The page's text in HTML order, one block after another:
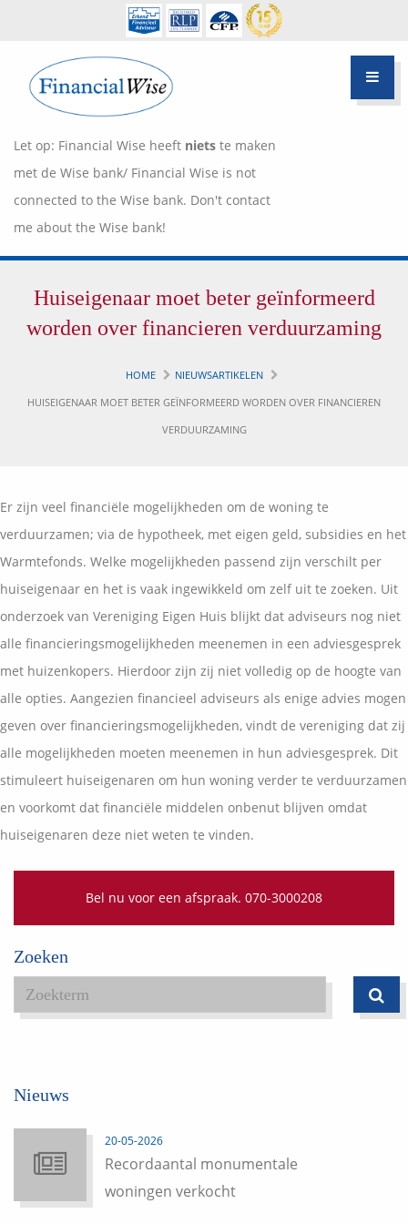
Let op: Financial Wise heeft niets te maken
met de Wise bank/ Financial Wise is not
connected to the Wise bank. Don't contact
me about the Wise bank!
Over Pietie Jeelof
Garanties
Disclaimer
Media
Expats services
Onderhoudsabonnementen
Blog
Hypotheek Advies
Life style planning
Huiseigenaar moet beter geïnformeerd
worden over financieren verduurzaming
HOME
NIEUWSARTIKELEN
HUISEIGENAAR MOET BETER GEÏNFORMEERD WORDEN OVER FINANCIEREN
VERDUURZAMING
Er zijn veel financiële mogelijkheden om de woning te
verduurzamen; via de hypotheek, met eigen geld, subsidies en het
Warmtefonds. Welke mogelijkheden passend zijn verschilt per
huiseigenaar en het is vaak ingewikkeld om zelf uit te zoeken. Uit
onderzoek van Vereniging Eigen Huis blijkt dat adviseurs nog niet
alle financieringsmogelijkheden meenemen in een adviesgesprek
met huizenkopers. Hierdoor zijn zij niet volledig op de hoogte van
alle opties. Aangezien financieel adviseurs als enige advies mogen
geven over financieringsmogelijkheden, vindt de vereniging dat zij
alle mogelijkheden moeten meenemen in hun adviesgesprek. Dit
stimuleert huiseigenaren om hun woning verder te verduurzamen
en voorkomt dat financiële middelen onbenut blijven omdat
huiseigenaren deze niet weten te vinden.
Bel nu voor een afspraak. 070-3000208
Zoeken
Nieuws
20-05-2026
Recordaantal monumentale
woningen verkocht